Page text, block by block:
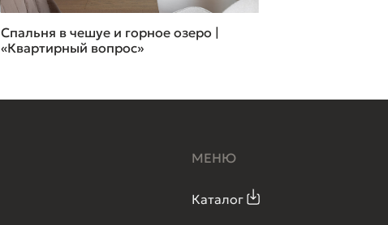
Спальня в чешуе и горное озеро |
«Квартирный вопрос»
МЕНЮ
Каталог